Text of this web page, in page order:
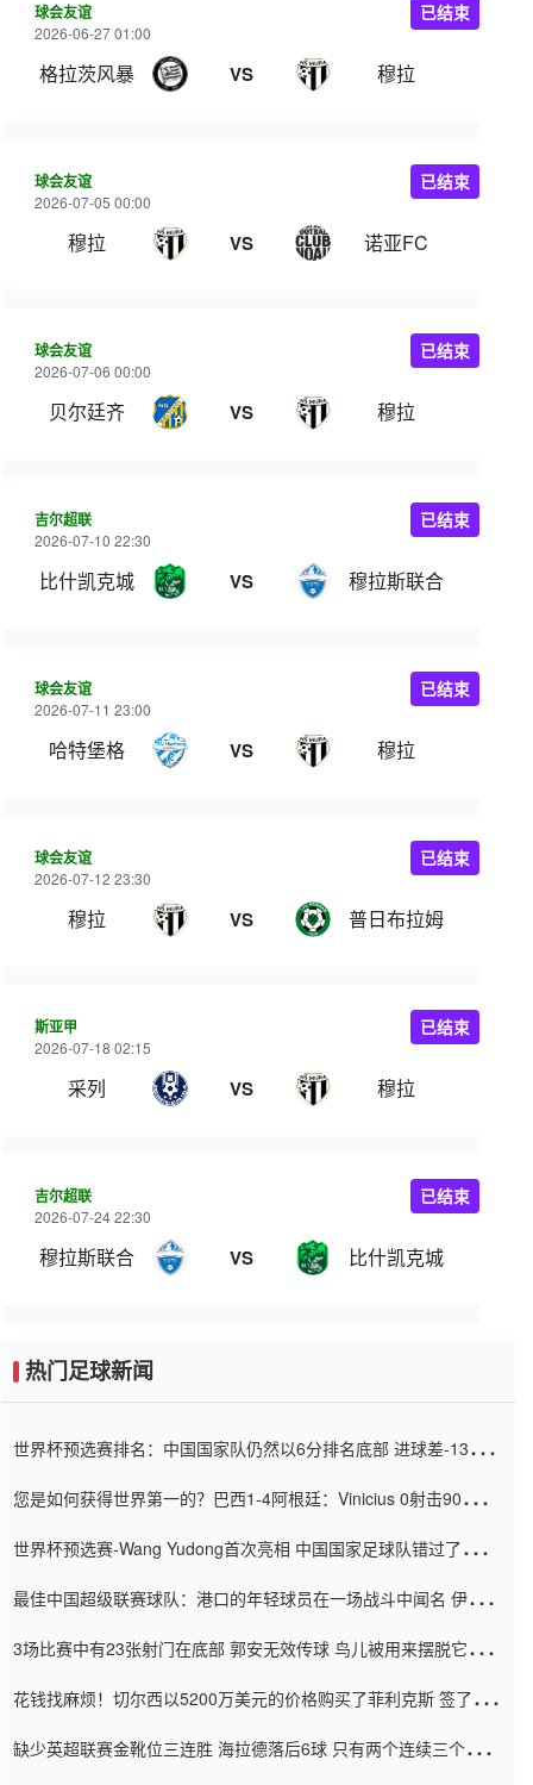
球会友谊
2026-06-27 01:00
格拉茨风暴 VS 穆拉
已结束
球会友谊
2026-07-05 00:00
穆拉 VS 诺亚FC
已结束
球会友谊
2026-07-06 00:00
贝尔廷齐 VS 穆拉
已结束
吉尔超联
2026-07-10 22:30
比什凯克城 VS 穆拉斯联合
已结束
球会友谊
2026-07-11 23:00
哈特堡格 VS 穆拉
已结束
球会友谊
2026-07-12 23:30
穆拉 VS 普日布拉姆
已结束
斯亚甲
2026-07-18 02:15
采列 VS 穆拉
已结束
吉尔超联
2026-07-24 22:30
穆拉斯联合 VS 比什凯克城
已结束
热门足球新闻
世界杯预选赛排名：中国国家队仍然以6分排名底部 进球差-13令人
您是如何获得世界第一的？巴西1-4阿根廷：Vinicius 0射击90分钟
世界杯预选赛-Wang Yudong首次亮相 中国国家足球队错过了世界
最佳中国超级联赛球队：港口的年轻球员在一场战斗中闻名 伊万放
3场比赛中有23张射门在底部 郭安无效传球 鸟儿被用来摆脱它
花钱找麻烦！切尔西以5200万美元的价格购买了菲利克斯 签了7年
缺少英超联赛金靴位三连胜 海拉德落后6球 只有两个连续三个连续